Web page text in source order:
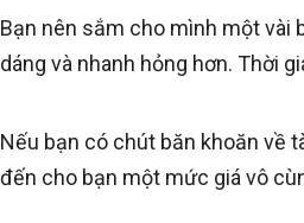
Bạn nên sắm cho mình một vài
dáng và nhanh hỏng hơn. Thời
Nếu bạn có chút băn khoăn về
đến cho bạn một mức giá vô